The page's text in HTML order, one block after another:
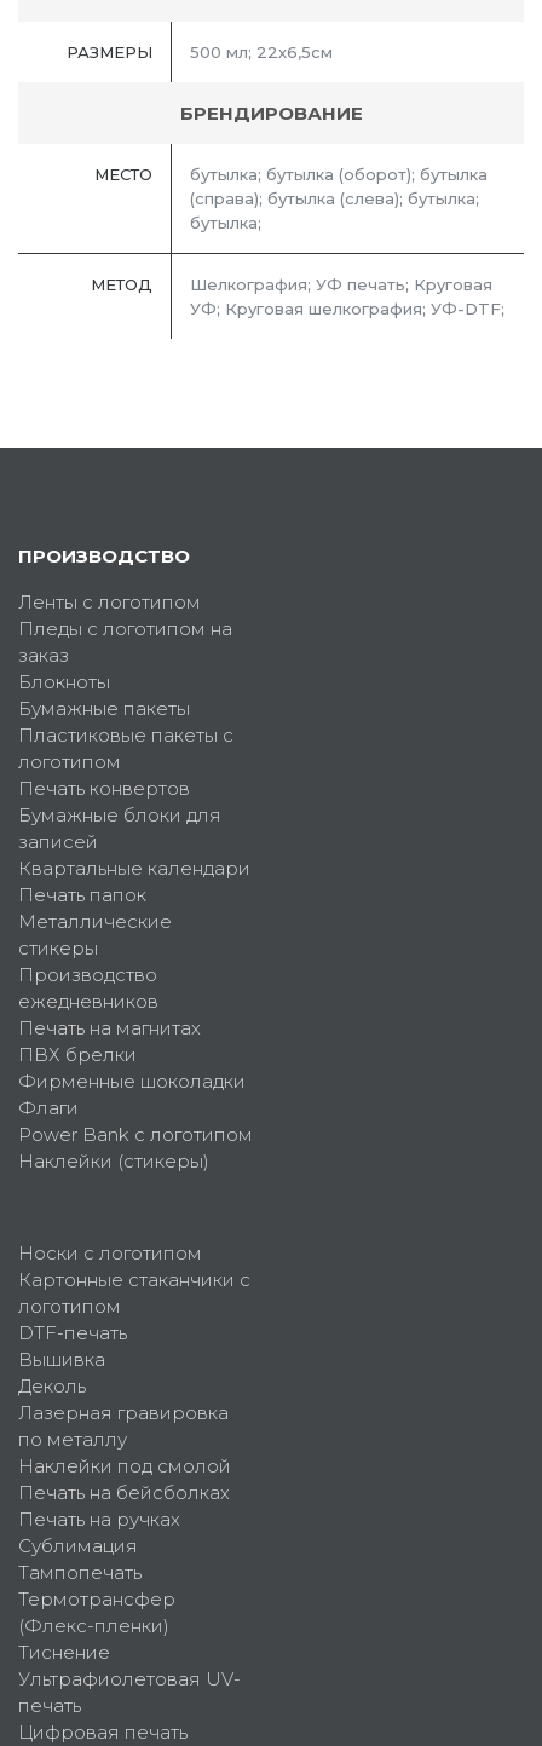
РАЗМЕРЫ 500 мл; 22х6,5см
БРЕНДИРОВАНИЕ
МЕСТО
бутылка; бутылка (оборот); бутылка
(справа); бутылка (слева); бутылка;
бутылка;
МЕТОД
Шелкография; УФ печать; Круговая
УФ; Круговая шелкография; УФ-DTF;
ПРОИЗВОДСТВО
Ленты с логотипом
Пледы с логотипом на
заказ
Блокноты
Бумажные пакеты
Пластиковые пакеты с
логотипом
Печать конвертов
Бумажные блоки для
записей
Квартальные календари
Печать папок
Металлические
стикеры
Производство
ежедневников
Печать на магнитах
ПВХ брелки
Фирменные шоколадки
Флаги
Power Bank с логотипом
Наклейки (стикеры)
Носки с логотипом
Картонные стаканчики с
логотипом
DTF-печать
Вышивка
Деколь
Лазерная гравировка
по металлу
Наклейки под смолой
Печать на бейсболках
Печать на ручках
Сублимация
Тампопечать
Термотрансфер
(Флекс-пленки)
Тиснение
Ультрафиолетовая UV-
печать
Цифровая печать